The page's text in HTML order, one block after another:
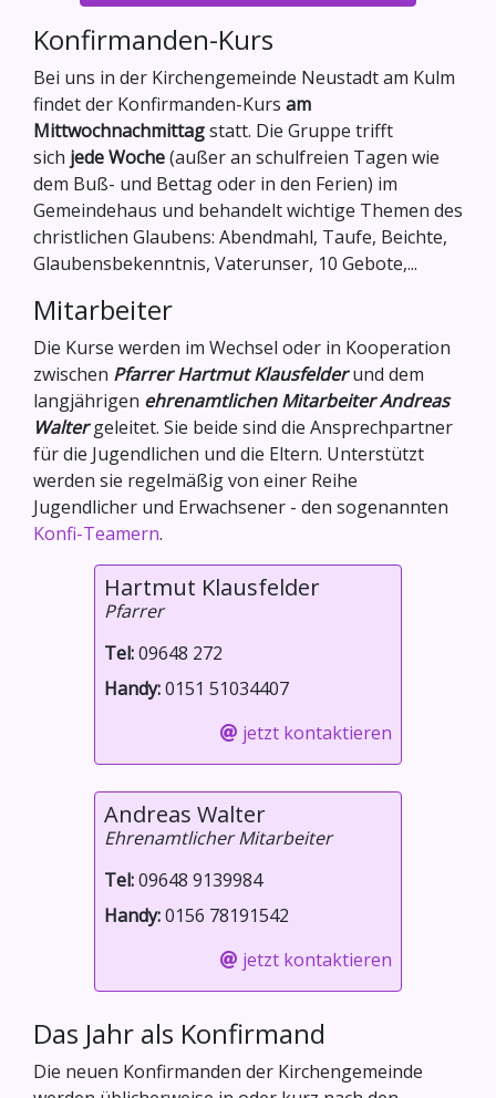
Konfirmanden-Kurs
Bei uns in der Kirchengemeinde Neustadt am Kulm
findet der Konfirmanden-Kurs am
Mittwochnachmittagstatt. Die Gruppe trifft
sich jede Woche(außer an schulfreien Tagen wie
dem Buß- und Bettag oder in den Ferien) im
Gemeindehaus und behandelt wichtige Themen des
christlichen Glaubens: Abendmahl, Taufe, Beichte,
Glaubensbekenntnis, Vaterunser, 10 Gebote,...
Mitarbeiter
Die Kurse werden im Wechsel oder in Kooperation
zwischen Pfarrer Hartmut Klausfelderund dem
langjährigen ehrenamtlichen Mitarbeiter Andreas
Waltergeleitet. Sie beide sind die Ansprechpartner
für die Jugendlichen und die Eltern. Unterstützt
werden sie regelmäßig von einer Reihe
Jugendlicher und Erwachsener - den sogenannten
Konfi-Teamern.
Hartmut Klausfelder
Pfarrer
Tel:09648 272
Handy:0151 51034407
jetzt kontaktieren
Andreas Walter
Ehrenamtlicher Mitarbeiter
Tel:09648 9139984
Handy:0156 78191542
jetzt kontaktieren
Das Jahr als Konfirmand
Die neuen Konfirmanden der Kirchengemeinde